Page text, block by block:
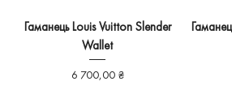
Гаманець Louis Vuitton Slender
Wallet
Ціна
6 700,00 ₴